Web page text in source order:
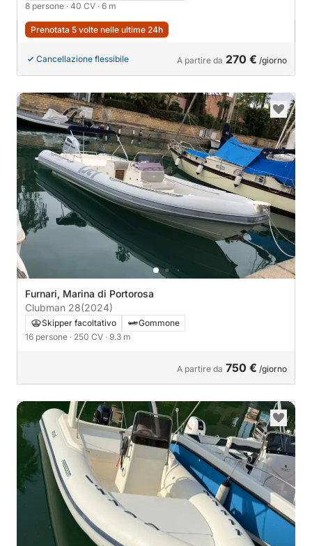
8 persone · 40 CV · 6 m
Prenotata 5 volte nelle ultime 24h
Cancellazione flessibile A partire da 270 € /giorno
Furnari, Marina di Portorosa
Clubman 28(2024)
Skipper facoltativo
Gommone
16 persone · 250 CV · 9.3 m
A partire da 750 € /giorno